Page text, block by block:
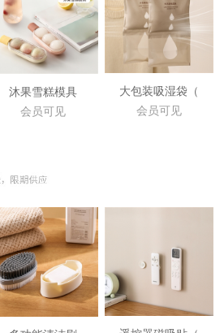
沐果雪糕模具
会员可见
大包装吸湿袋（
会员可见